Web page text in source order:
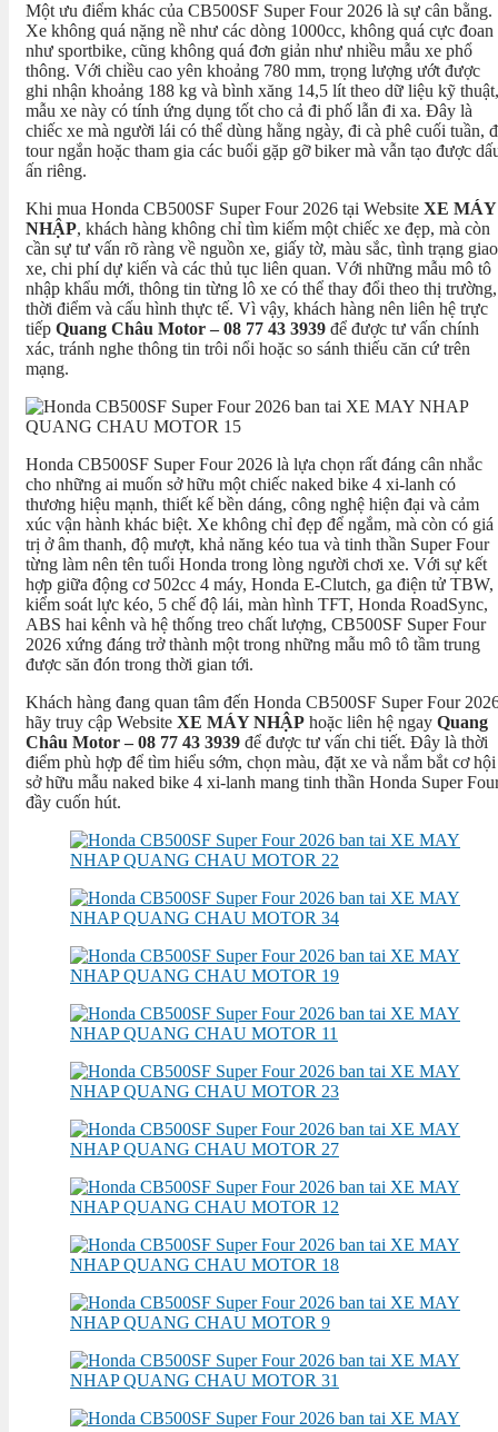
Một ưu điểm khác của CB500SF Super Four 2026 là sự cân bằng.
Xe không quá nặng nề như các dòng 1000cc, không quá cực đoan
như sportbike, cũng không quá đơn giản như nhiều mẫu xe phổ
thông. Với chiều cao yên khoảng 780 mm, trọng lượng ướt được
ghi nhận khoảng 188 kg và bình xăng 14,5 lít theo dữ liệu kỹ thuật,
mẫu xe này có tính ứng dụng tốt cho cả đi phố lẫn đi xa. Đây là
chiếc xe mà người lái có thể dùng hằng ngày, đi cà phê cuối tuần,
tour ngắn hoặc tham gia các buổi gặp gỡ biker mà vẫn tạo được
ấn riêng.
Khi mua Honda CB500SF Super Four 2026 tại Website XE MÁY
NHẬP, khách hàng không chỉ tìm kiếm một chiếc xe đẹp, mà còn
cần sự tư vấn rõ ràng về nguồn xe, giấy tờ, màu sắc, tình trạng giao
xe, chi phí dự kiến và các thủ tục liên quan. Với những mẫu mô tô
nhập khẩu mới, thông tin từng lô xe có thể thay đổi theo thị trường,
thời điểm và cấu hình thực tế. Vì vậy, khách hàng nên liên hệ trực
tiếp Quang Châu Motor – 08 77 43 3939 để được tư vấn chính
xác, tránh nghe thông tin trôi nổi hoặc so sánh thiếu căn cứ trên
mạng.
Honda CB500SF Super Four 2026 là lựa chọn rất đáng cân nhắc
cho những ai muốn sở hữu một chiếc naked bike 4 xi-lanh có
thương hiệu mạnh, thiết kế bền dáng, công nghệ hiện đại và cảm
xúc vận hành khác biệt. Xe không chỉ đẹp để ngắm, mà còn có giá
trị ở âm thanh, độ mượt, khả năng kéo tua và tinh thần Super Four
từng làm nên tên tuổi Honda trong lòng người chơi xe. Với sự kết
hợp giữa động cơ 502cc 4 máy, Honda E-Clutch, ga điện tử TBW,
kiểm soát lực kéo, 5 chế độ lái, màn hình TFT, Honda RoadSync,
ABS hai kênh và hệ thống treo chất lượng, CB500SF Super Four
2026 xứng đáng trở thành một trong những mẫu mô tô tầm trung
được săn đón trong thời gian tới.
Khách hàng đang quan tâm đến Honda CB500SF Super Four
hãy truy cập Website XE MÁY NHẬP hoặc liên hệ ngay Quang
Châu Motor – 08 77 43 3939 để được tư vấn chi tiết. Đây là thời
điểm phù hợp để tìm hiểu sớm, chọn màu, đặt xe và nắm bắt cơ hội
sở hữu mẫu naked bike 4 xi-lanh mang tinh thần Honda Super
đầy cuốn hút.